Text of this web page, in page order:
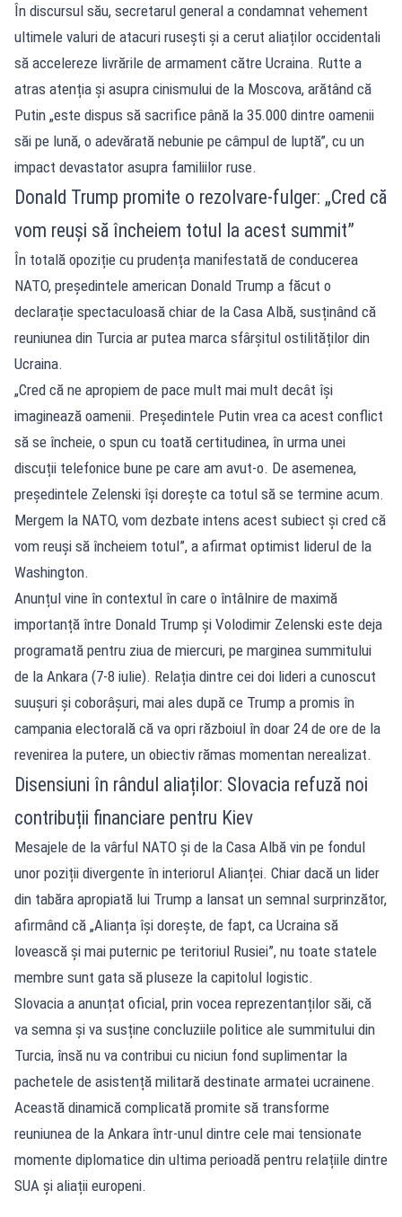
În discursul său, secretarul general a condamnat vehement
ultimele valuri de atacuri rusești și a cerut aliaților occidentali
să accelereze livrările de armament către Ucraina. Rutte a
atras atenția și asupra cinismului de la Moscova, arătând că
Putin „este dispus să sacrifice până la 35.000 dintre oamenii
săi pe lună, o adevărată nebunie pe câmpul de luptă”, cu un
impact devastator asupra familiilor ruse.
Donald Trump promite o rezolvare-fulger: „Cred că
vom reuși să încheiem totul la acest summit”
În totală opoziție cu prudența manifestată de conducerea
NATO, președintele american Donald Trump a făcut o
declarație spectaculoasă chiar de la Casa Albă, susținând că
reuniunea din Turcia ar putea marca sfârșitul ostilităților din
Ucraina.
„Cred că ne apropiem de pace mult mai mult decât își
imaginează oamenii. Președintele Putin vrea ca acest conflict
să se încheie, o spun cu toată certitudinea, în urma unei
discuții telefonice bune pe care am avut-o. De asemenea,
președintele Zelenski își dorește ca totul să se termine acum.
Mergem la NATO, vom dezbate intens acest subiect și cred că
vom reuși să încheiem totul”, a afirmat optimist liderul de la
Washington.
Anunțul vine în contextul în care o întâlnire de maximă
importanță între Donald Trump și Volodimir Zelenski este deja
programată pentru ziua de miercuri, pe marginea summitului
de la Ankara (7-8 iulie). Relația dintre cei doi lideri a cunoscut
suușuri și coborâșuri, mai ales după ce Trump a promis în
campania electorală că va opri războiul în doar 24 de ore de la
revenirea la putere, un obiectiv rămas momentan nerealizat.
Disensiuni în rândul aliaților: Slovacia refuză noi
contribuții financiare pentru Kiev
Mesajele de la vârful NATO și de la Casa Albă vin pe fondul
unor poziții divergente în interiorul Alianței. Chiar dacă un lider
din tabăra apropiată lui Trump a lansat un semnal surprinzător,
afirmând că „Alianța își dorește, de fapt, ca Ucraina să
lovească și mai puternic pe teritoriul Rusiei”, nu toate statele
membre sunt gata să pluseze la capitolul logistic.
Slovacia a anunțat oficial, prin vocea reprezentanților săi, că
va semna și va susține concluziile politice ale summitului din
Turcia, însă nu va contribui cu niciun fond suplimentar la
pachetele de asistență militară destinate armatei ucrainene.
Această dinamică complicată promite să transforme
reuniunea de la Ankara într-unul dintre cele mai tensionate
momente diplomatice din ultima perioadă pentru relațiile dintre
SUA și aliații europeni.